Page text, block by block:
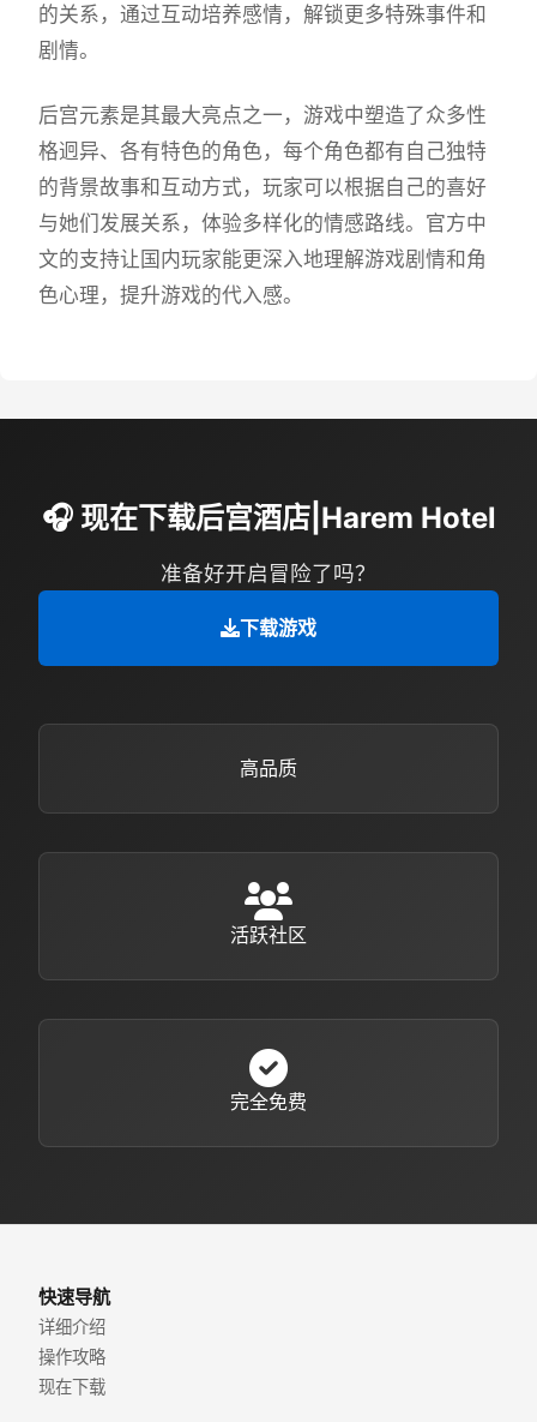
的关系，通过互动培养感情，解锁更多特殊事件和
剧情。
后宫元素是其最大亮点之一，游戏中塑造了众多性
格迥异、各有特色的角色，每个角色都有自己独特
的背景故事和互动方式，玩家可以根据自己的喜好
与她们发展关系，体验多样化的情感路线。官方中
文的支持让国内玩家能更深入地理解游戏剧情和角
色心理，提升游戏的代入感。
🎧 现在下载后宫酒店|Harem Hotel
准备好开启冒险了吗？
下载游戏
高品质
活跃社区
完全免费
快速导航
详细介绍
操作攻略
现在下载